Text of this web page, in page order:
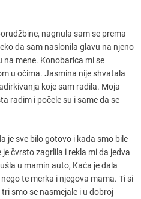
nagnula sam se prema
da sam naslonila glavu na njeno
na mene. Konobarica mi se
u očima. Jasmina nije shvatala
koje sam radila. Moja
radim i počele su i same da se
je sve bilo gotovo i kada smo bile
čvrsto zagrlila i rekla mi da jedva
u mamin auto, Kaća je dala
te merka i njegova mama. Ti si
smo se nasmejale i u dobroj